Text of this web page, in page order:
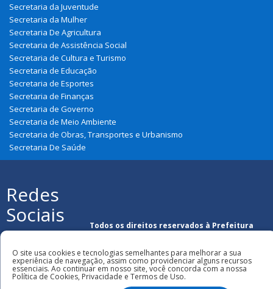
Secretaria da Juventude
Secretaria da Mulher
Secretaria De Agricultura
Secretaria de Assistência Social
Secretaria de Cultura e Turismo
Secretaria de Educação
Secretaria de Esportes
Secretaria de Finanças
Secretaria de Governo
Secretaria de Meio Ambiente
Secretaria de Obras, Transportes e Urbanismo
Secretaria De Saúde
Redes
Sociais
Todos os direitos reservados à Prefeitura
O site usa cookies e tecnologias semelhantes para melhorar a sua
experiência de navegação, assim como providenciar alguns recursos
essenciais. Ao continuar em nosso site, você concorda com a nossa
Política de Cookies, Privacidade e Termos de Uso.